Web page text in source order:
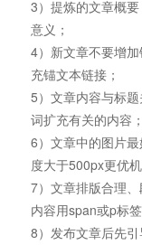
3）提炼的文章概
意义；
4）新文章不要增
充锚文本链接；
5）文章内容与标
词扩充有关的内容；
6）文章中的图片
度大于500px更优
7）文章排版合理
内容用span或p标签
8）发布文章后先